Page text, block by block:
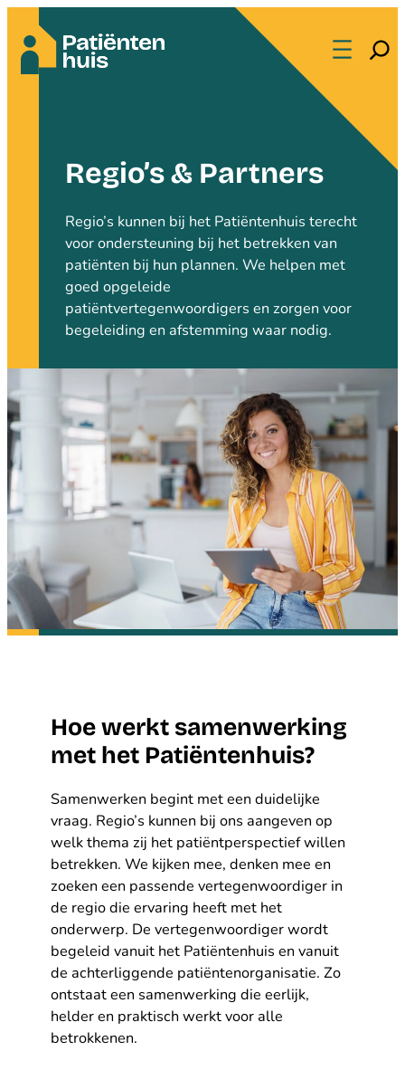
Regio’s & Partners
Regio’s kunnen bij het Patiëntenhuis terecht
voor ondersteuning bij het betrekken van
patiënten bij hun plannen. We helpen met
goed opgeleide
patiëntvertegenwoordigers en zorgen voor
begeleiding en afstemming waar nodig.
Hoe werkt samenwerking
met het Patiëntenhuis?
Samenwerken begint met een duidelijke
vraag. Regio’s kunnen bij ons aangeven op
welk thema zij het patiëntperspectief willen
betrekken. We kijken mee, denken mee en
zoeken een passende vertegenwoordiger in
de regio die ervaring heeft met het
onderwerp. De vertegenwoordiger wordt
begeleid vanuit het Patiëntenhuis en vanuit
de achterliggende patiëntenorganisatie. Zo
ontstaat een samenwerking die eerlijk,
helder en praktisch werkt voor alle
betrokkenen.